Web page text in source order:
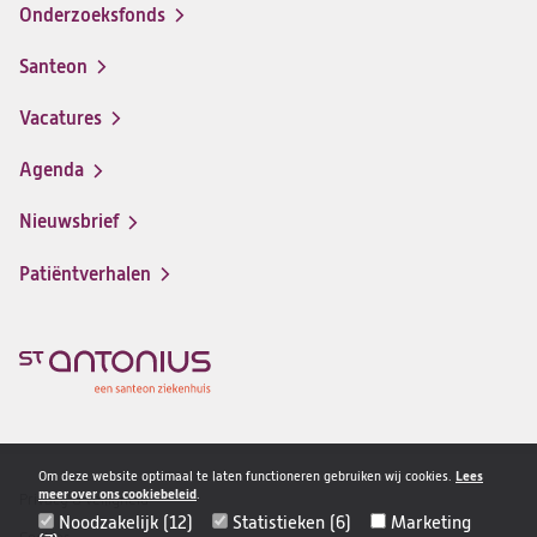
Om deze website optimaal te laten functioneren gebruiken wij cookies. Lees
meer over ons cookiebeleid.
Noodzakelijk (12) Statistieken (6)
Marketing
Onderzoeksfonds
Santeon
(opent
in
nieuwe
Vacatures
(opent
in
nieuwe
Agenda
Nieuwsbrief
Patiëntverhalen
Disclaimer
Privacy & veiligheid